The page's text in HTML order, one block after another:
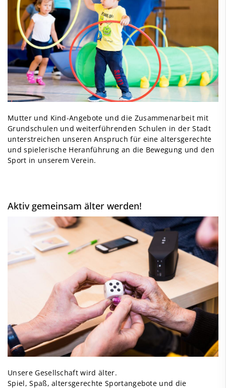
Mutter und Kind-Angebote und die Zusammenarbeit mit
Grundschulen und weiterführenden Schulen in der Stadt
unterstreichen unseren Anspruch für eine altersgerechte
und spielerische Heranführung an die Bewegung und den
Sport in unserem Verein.
Aktiv gemeinsam älter werden!
Unsere Gesellschaft wird älter.
Spiel, Spaß, altersgerechte Sportangebote und die